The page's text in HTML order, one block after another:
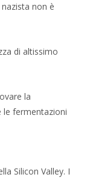
non è
di altissimo
la
le fermentazioni
Silicon Valley. I